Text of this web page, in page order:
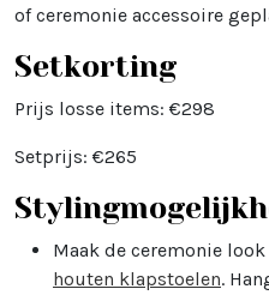
of ceremonie accessoire
Setkorting
Prijs losse items: €298
Setprijs: €265
Maak de ceremonie
houten klapstoelen.